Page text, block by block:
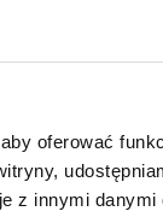
oferować
z innymi
rozwój
i odkrywanie
kilometrów.